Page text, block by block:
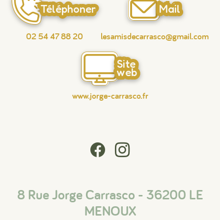
Téléphoner
02 54 47 88 20
Mail
lesamisdecarrasco@gmail.com
Site
web
www.jorge-carrasco.fr
8 Rue Jorge Carrasco - 36200 LE
MENOUX